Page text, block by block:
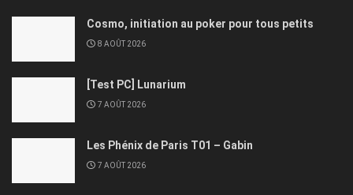
Cosmo, initiation au poker pour tous petits
8 AOÛT 2026
[Test PC] Lunarium
7 AOÛT 2026
Les Phénix de Paris T01 – Gabin
7 AOÛT 2026